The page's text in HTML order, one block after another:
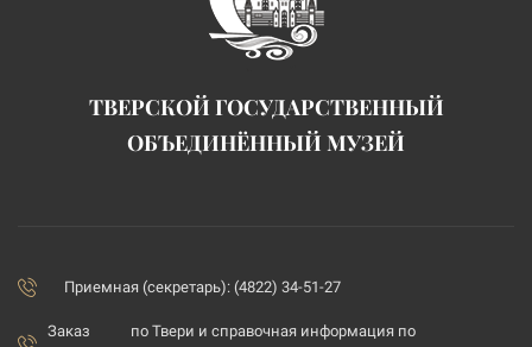
ТВЕРСКОЙ ГОСУДАРСТВЕННЫЙ
ОБЪЕДИНЁННЫЙ МУЗЕЙ
Приемная (секретарь): (4822) 34-51-27
Заказ
по Твери и справочная информация по